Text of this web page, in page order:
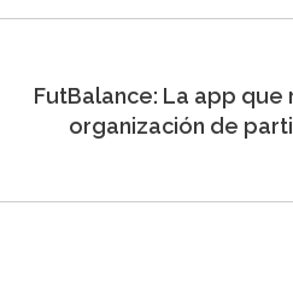
Entrada
FutBalance: La app que
organización de